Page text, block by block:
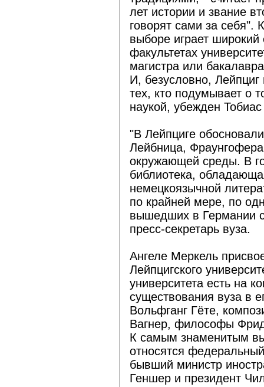
лет истории и звание
говорят сами за себя".
выборе играет
факультетах
магистра или
И, безусловно, Лейпциг
тех, кто подумывает о
наукой, убежден
"В Лейпциге
Лейбница,
окружающей среды. В
библиотека,
немецкоязычной
по крайней мере, по
вышедших в Германии
пресс-секретарь вуза.
Ангеле Меркель
Лейпцигского
университета есть на
существования вуза в
Вольфганг Гёте,
Вагнер, философы
К самым знаменитым
относятся
бывший министр
Геншер и президент